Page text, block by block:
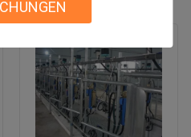
automatischem
Spezifikation